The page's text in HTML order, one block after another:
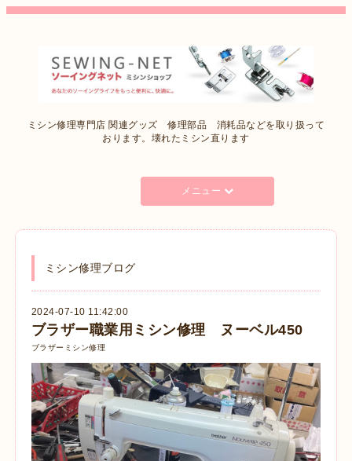
ミシン修理専門店 関連グッズ 修理部品 消耗品などを取り扱って
おります。壊れたミシン直ります
メニュー
ミシン修理ブログ
2024-07-10 11:42:00
ブラザー職業用ミシン修理 ヌーベル450
ブラザーミシン修理